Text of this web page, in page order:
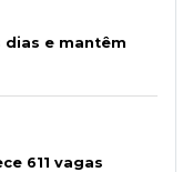
dias e mantêm
611 vagas